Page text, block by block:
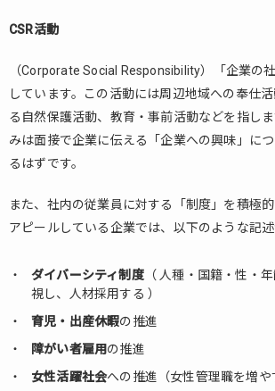
CSR活動
（Corporate Social Responsibility）「企業の
しています。この活動には周辺地域への奉仕
る自然保護活動、教育・事前活動などを指し
みは面接で企業に伝える「企業への興味」に
るはずです。
また、社内の従業員に対する「制度」を積極
アピールしている企業では、以下のような記述
ダイバーシティ制度（ 人種・国籍・性・
視し、人材採用する ）
育児・出産休暇の推進
障がい者雇用の推進
女性活躍社会への推進（女性管理職を増や